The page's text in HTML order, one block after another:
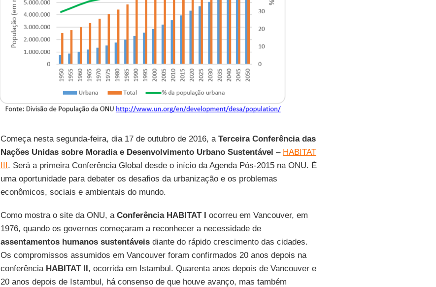
Começa nesta segunda-feira, dia 17 de outubro de 2016, a Terceira Conferência das
Nações Unidas sobre Moradia e Desenvolvimento Urbano Sustentável – HABITAT
III. Será a primeira Conferência Global desde o início da Agenda Pós-2015 na ONU. É
uma oportunidade para debater os desafios da urbanização e os problemas
econômicos, sociais e ambientais do mundo.
Como mostra o site da ONU, a Conferência HABITAT I ocorreu em Vancouver, em
1976, quando os governos começaram a reconhecer a necessidade de
assentamentos humanos sustentáveisdiante do rápido crescimento das cidades.
Os compromissos assumidos em Vancouver foram confirmados 20 anos depois na
conferência HABITAT II, ocorrida em Istambul. Quarenta anos depois de Vancouver e
20 anos depois de Istambul, há consenso de que houve avanço, mas também